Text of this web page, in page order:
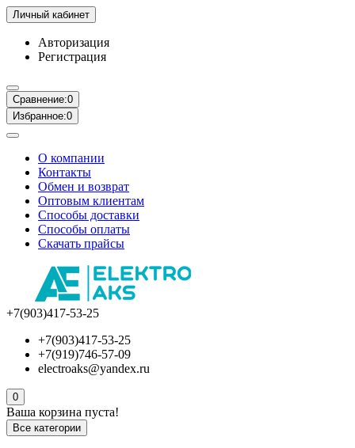
Личный кабинет
Авторизация
Регистрация
Сравнение:0
Избранное:0
О компании
Контакты
Обмен и возврат
Оптовым клиентам
Способы доставки
Способы оплаты
Скачать прайсы
+7(903)417-53-25
+7(903)417-53-25
+7(919)746-57-09
electroaks@yandex.ru
0
Ваша корзина пуста!
Все категории